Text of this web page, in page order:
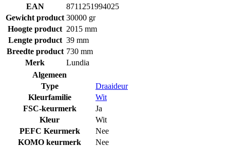
EAN
8711251994025
Gewicht product 30000 gr
Hoogte product 2015 mm
Lengte product 39 mm
Breedte product 730 mm
Merk
Lundia
Algemeen
Type
Draaideur
Kleurfamilie
Wit
FSC-keurmerk
Ja
Kleur
Wit
PEFC Keurmerk
Nee
KOMO keurmerk
Nee